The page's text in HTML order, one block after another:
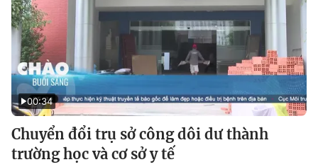
00:34
Chuyển đổi trụ sở công dôi dư thành
trường học và cơ sở y tế